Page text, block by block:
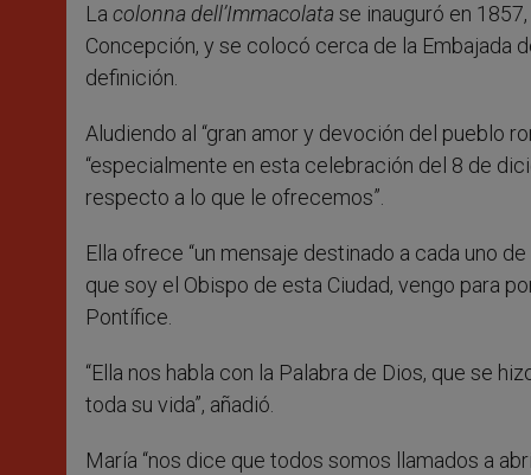
La colonna dell’Immacolata se inauguró en
Concepción, y se colocó cerca de la Embajada
definición.
Aludiendo al “gran amor y devoción del pueblo
“especialmente en esta celebración del 8 de
respecto a lo que le ofrecemos”.
Ella ofrece “un mensaje destinado a cada uno
que soy el Obispo de esta Ciudad, vengo para
Pontífice.
“Ella nos habla con la Palabra de Dios, que se
toda su vida”, añadió.
María “nos dice que todos somos llamados a